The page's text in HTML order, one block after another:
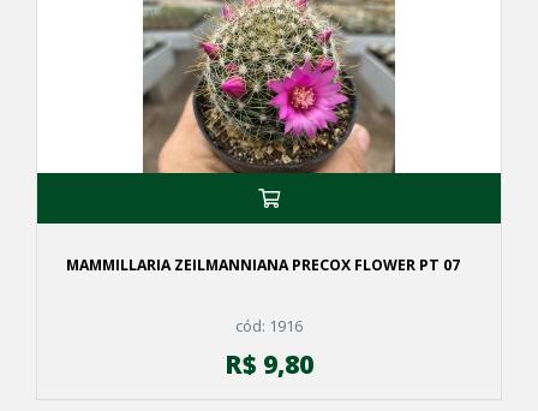
MAMMILLARIA ZEILMANNIANA PRECOX FLOWER PT 07
cód: 1916
R$ 9,80